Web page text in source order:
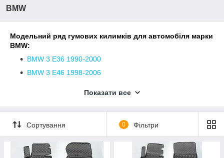
BMW
Модельний ряд гумових килимків для автомобіля марки
BMW:
BMW 3 E36 1990-2000
BMW 3 Е46 1998-2006
BMW 3 F31 sDrive 2011-2019
BMW 3 G20 2019-...
BMW 5 E34 1987-1996
Показати все
Сортування 0 Фільтри